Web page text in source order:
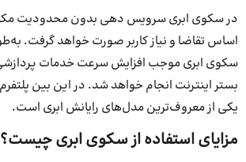
در سکوی ابری سرویس دهی بدون محدودیت
اساس تقاضا و نیاز کاربر صورت خواهد گرفت.
سکوی ابری موجب افزایش سرعت خدمات
یکی از معروف‌ترین مدل‌های رایانش ابری است.
مزایای استفاده از سکوی ابری چیست؟